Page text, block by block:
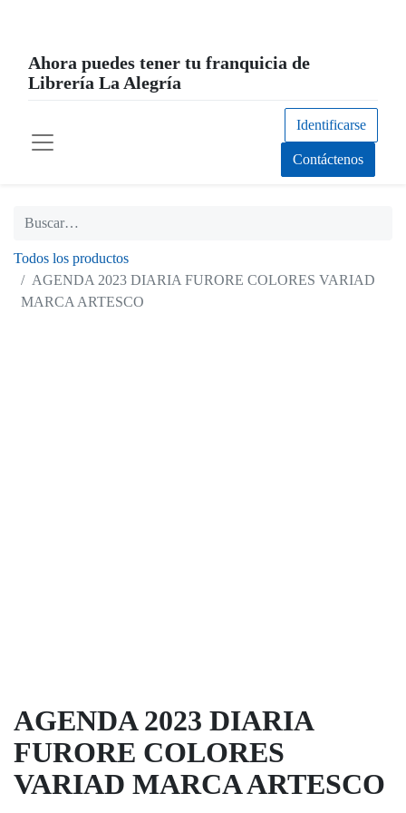
Ahora puedes tener tu franquicia de
Librería La Alegría
Identificarse
Contáctenos
Todos los productos
AGENDA 2023 DIARIA FURORE COLORES VARIAD
MARCA ARTESCO
AGENDA 2023 DIARIA
FURORE COLORES
VARIAD MARCA ARTESCO